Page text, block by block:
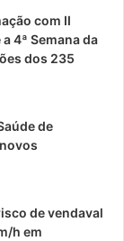
com II
4ª Semana da
dos 235
de
de vendaval
h em